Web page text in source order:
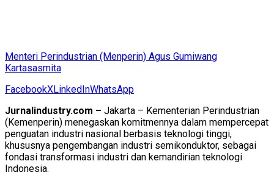
Menteri Perindustrian (Menperin) Agus Gumiwang
Kartasasmita
FacebookXLinkedInWhatsApp
Jurnalindustry.com – Jakarta – Kementerian Perindustrian
(Kemenperin) menegaskan komitmennya dalam mempercepat
penguatan industri nasional berbasis teknologi tinggi,
khususnya pengembangan industri semikonduktor, sebagai
fondasi transformasi industri dan kemandirian teknologi
Indonesia.